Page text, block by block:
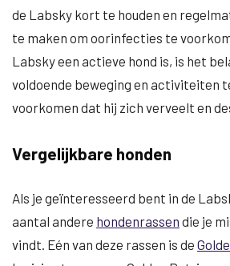
de Labsky kort te houden en
te maken om oorinfecties te
Labsky een actieve hond is, is het
voldoende beweging en activiteiten
voorkomen dat hij zich verveelt en
Vergelijkbare honden
Als je geïnteresseerd bent in de
aantal andere hondenrassen die je
vindt. Eén van deze rassen is de